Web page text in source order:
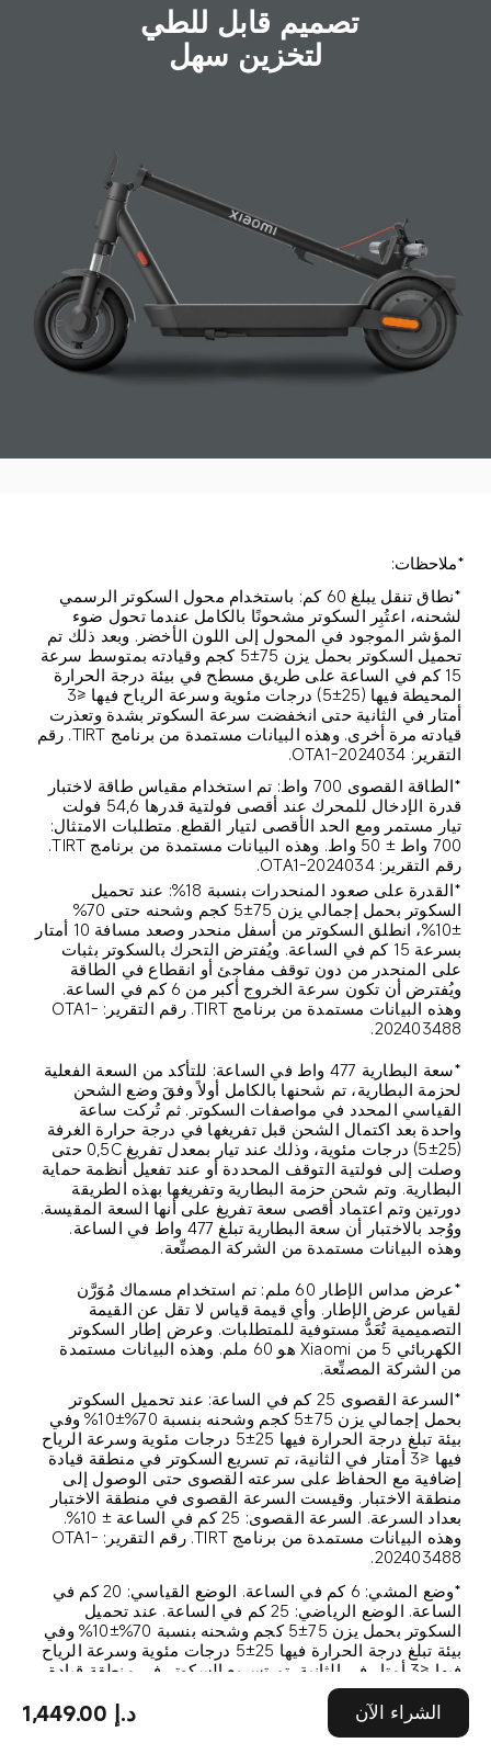
1,449.00 د.إ الشراء الآن
تصميم قابل للطي
لتخزين سهل
*ملاحظات:
*نطاق تنقل يبلغ 60 كم: باستخدام محول السكوتر الرسمي
لشحنه، اعتُبِر السكوتر مشحونًا بالكامل عندما تحول ضوء
المؤشر الموجود في المحول إلى اللون الأخضر. وبعد ذلك تم
تحميل السكوتر بحمل يزن 75±5 كجم وقيادته بمتوسط سرعة
15 كم في الساعة على طريق مسطح في بيئة درجة الحرارة
أمتار في الثانية حتى انخفضت سرعة السكوتر بشدة وتعذرت
قيادته مرة أخرى. وهذه البيانات مستمدة من برنامج TIRT. رقم
التقرير: OTA1-2024034.
*الطاقة القصوى 700 واط: تم استخدام مقياس طاقة لاختبار
قدرة الإدخال للمحرك عند أقصى فولتية قدرها 54,6 فولت
تيار مستمر ومع الحد الأقصى لتيار القطع. متطلبات الامتثال:
700 واط ± 50 واط. وهذه البيانات مستمدة من برنامج TIRT.
رقم التقرير: OTA1-2024034.
*القدرة على صعود المنحدرات بنسبة 18%: عند تحميل
السكوتر بحمل إجمالي يزن 75±5 كجم وشحنه حتى 70%
±10%، انطلق السكوتر من أسفل منحدر وصعد مسافة 10 أمتار
بسرعة 15 كم في الساعة. ويُفترض التحرك بالسكوتر بثبات
على المنحدر من دون توقف مفاجئ أو انقطاع في الطاقة
ويُفترض أن تكون سرعة الخروج أكبر من 6 كم في الساعة.
وهذه البيانات مستمدة من برنامج TIRT. رقم التقرير: OTA1-
202403488.
*سعة البطارية 477 واط في الساعة: للتأكد من السعة الفعلية
لحزمة البطارية، تم شحنها بالكامل أولاً وفقَ وضع الشحن
القياسي المحدد في مواصفات السكوتر. ثم تُركت ساعة
واحدة بعد اكتمال الشحن قبل تفريغها في درجة حرارة الغرفة
(25±5) درجات مئوية، وذلك عند تيار بمعدل تفريغ 0,5C حتى
وصلت إلى فولتية التوقف المحددة أو عند تفعيل أنظمة حماية
البطارية. وتم شحن حزمة البطارية وتفريغها بهذه الطريقة
دورتين وتم اعتماد أقصى سعة تفريغ على أنها السعة المقيسة.
ووُجد بالاختبار أن سعة البطارية تبلغ 477 واط في الساعة.
وهذه البيانات مستمدة من الشركة المصنِّعة.
*عرض مداس الإطار 60 ملم: تم استخدام مسماك مُوَرَّن
لقياس عرض الإطار. وأي قيمة قياس لا تقل عن القيمة
التصميمية تُعَدُّ مستوفية للمتطلبات. وعرض إطار السكوتر
الكهربائي 5 من Xiaomi هو 60 ملم. وهذه البيانات مستمدة
من الشركة المصنِّعة.
*السرعة القصوى 25 كم في الساعة: عند تحميل السكوتر
بحمل إجمالي يزن 75±5 كجم وشحنه بنسبة 70%±10% وفي
بيئة تبلغ درجة الحرارة فيها 25±5 درجات مئوية وسرعة الرياح
فيها ≤3 أمتار في الثانية، تم تسريع السكوتر في منطقة قيادة
إضافية مع الحفاظ على سرعته القصوى حتى الوصول إلى
منطقة الاختبار. وقيست السرعة القصوى في منطقة الاختبار
بعداد السرعة. السرعة القصوى: 25 كم في الساعة ± 10%.
وهذه البيانات مستمدة من برنامج TIRT. رقم التقرير: OTA1-
202403488.
*وضع المشي: 6 كم في الساعة. الوضع القياسي: 20 كم في
الساعة. الوضع الرياضي: 25 كم في الساعة. عند تحميل
السكوتر بحمل يزن 75±5 كجم وشحنه بنسبة 70%±10% وفي
بيئة تبلغ درجة الحرارة فيها 25±5 درجات مئوية وسرعة الرياح
فيها ≤3 أمتار في الثانية، تم تسريع السكوتر في منطقة قيادة
إضافية مع الحفاظ على سرعته القصوى حتى الوصول إلى
منطقة الاختبار. وقيست أعلى سرعة في منطقة الاختبار
باستخدام عداد السرعة أو عبر البلوتوث ولوحة المعلومات.